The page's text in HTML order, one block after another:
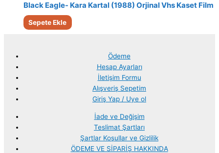
Black Eagle- Kara Kartal (1988) Orjinal Vhs Kaset Film
Sepete Ekle
Ödeme
Hesap Ayarları
İletişim Formu
Alışveriş Sepetim
Giriş Yap / Uye ol
İade ve Değişim
Teslimat Şartları
Şartlar Koşullar ve Gizlilik
ÖDEME VE SİPARİŞ HAKKINDA